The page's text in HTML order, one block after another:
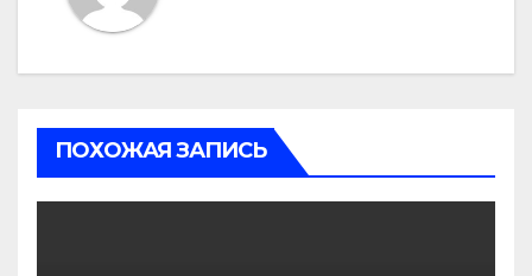
ПОХОЖАЯ ЗАПИСЬ